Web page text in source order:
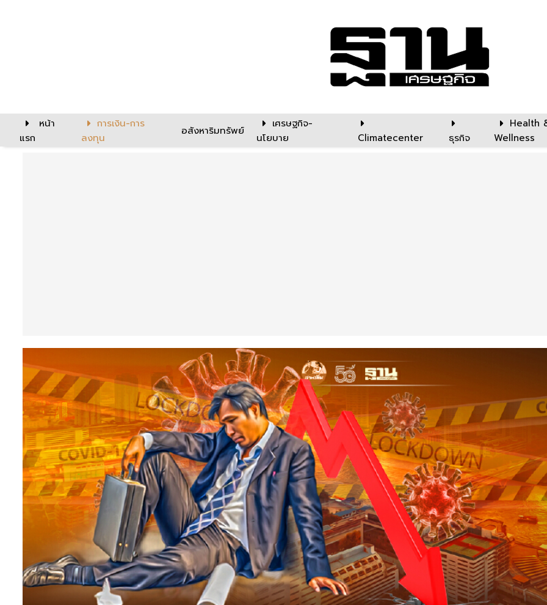
หน้า
แรก
การเงิน-การ
ลงทุน
อสังหาริมทรัพย์
เศรษฐกิจ-
นโยบาย
Climatecenter ธุรกิจ
Health
Wellness